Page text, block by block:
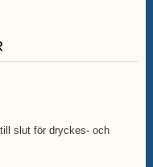
slut för dryckes- och